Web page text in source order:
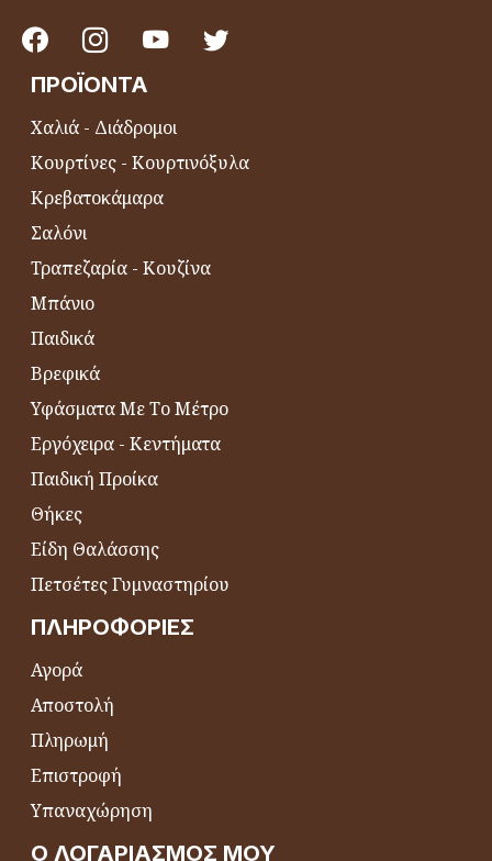
ΠΡΟΪΌΝΤΑ
Χαλιά - Διάδρομοι
Κουρτίνες - Κουρτινόξυλα
Κρεβατοκάμαρα
Σαλόνι
Τραπεζαρία - Κουζίνα
Μπάνιο
Παιδικά
Βρεφικά
Υφάσματα Με Το Μέτρο
Εργόχειρα - Κεντήματα
Παιδική Προίκα
Θήκες
Είδη Θαλάσσης
Πετσέτες Γυμναστηρίου
ΠΛΗΡΟΦΟΡΊΕΣ
Αγορά
Αποστολή
Πληρωμή
Επιστροφή
Υπαναχώρηση
Ο ΛΟΓΑΡΙΑΣΜΌΣ ΜΟΥ